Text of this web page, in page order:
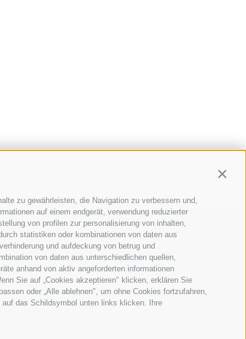
zu gewährleisten, die Navigation zu verbessern und,
auf einem endgerät, verwendung reduzierter
von profilen zur personalisierung von inhalten,
statistiken oder kombinationen von daten aus
und aufdeckung von betrug und
von daten aus unterschiedlichen quellen,
anhand von aktiv angeforderten informationen
Sie auf „Cookies akzeptieren" klicken, erklären Sie
oder „Alle ablehnen", um ohne Cookies fortzufahren,
das Schildsymbol unten links klicken. Ihre
Wien
127108.